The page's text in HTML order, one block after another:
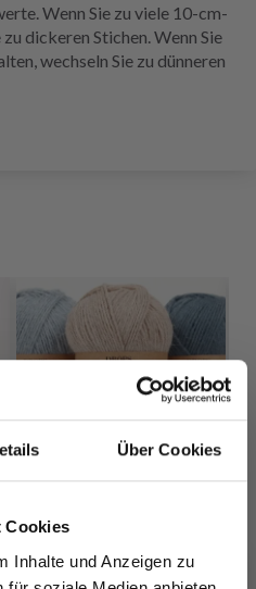
Über Cookies
Cookies
Inhalte und Anzeigen zu
Wenn Sie zu viele 10-cm-
dickeren Stichen. Wenn Sie
wechseln Sie zu dünneren